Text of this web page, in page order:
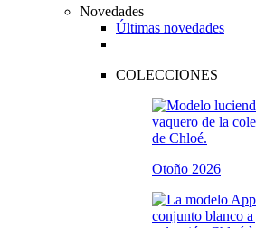
Novedades
Últimas novedades
COLECCIONES
Otoño 2026